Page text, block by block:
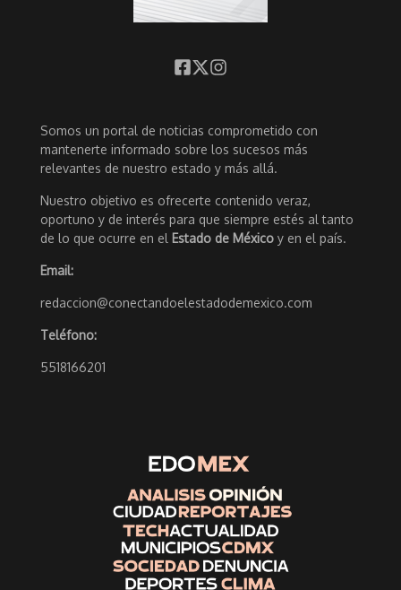
Somos un portal de noticias comprometido con
mantenerte informado sobre los sucesos más
relevantes de nuestro estado y más allá.
Nuestro objetivo es ofrecerte contenido veraz,
oportuno y de interés para que siempre estés al tanto
de lo que ocurre en el Estado de México y en el país.
Email:
redaccion@conectandoelestadodemexico.com
Teléfono:
5518166201